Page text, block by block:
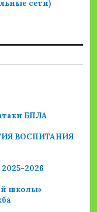
сети)
БПЛА
ВОСПИТАНИЯ
2026
школы»